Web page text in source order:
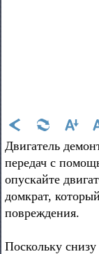
Двигатель
передач с
опускайте
домкрат,
повреждения.
Поскольку